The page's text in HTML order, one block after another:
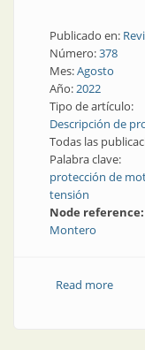
Publicado en:
Número:378
Mes:Agosto
Año:2022
Tipo de artículo:
Descripción de
Todas las
Palabra clave:
protección de
tensión
Node reference:
Montero
Read moreabout